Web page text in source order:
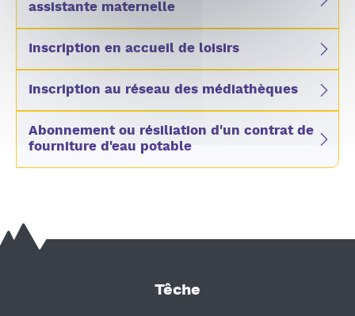
assistante maternelle
Inscription en accueil de loisirs
Inscription au réseau des médiathèques
Abonnement ou résiliation d'un contrat de
fourniture d'eau potable
Têche